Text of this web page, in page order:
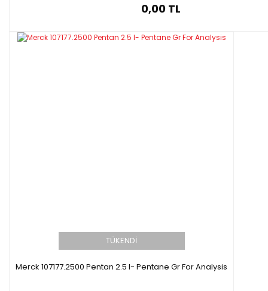
0,00 TL
TÜKENDİ
Merck 107177.2500 Pentan 2.5 l- Pentane Gr For Analysis